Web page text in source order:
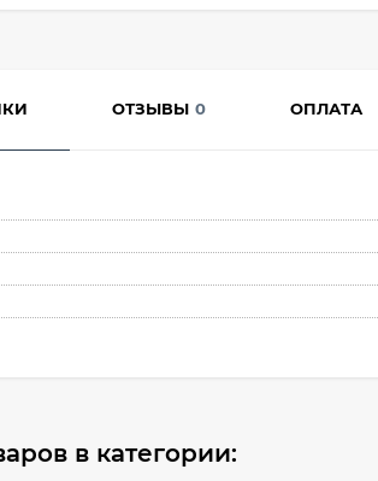
ОТЗЫВЫ 0 ОПЛАТА
в категории: